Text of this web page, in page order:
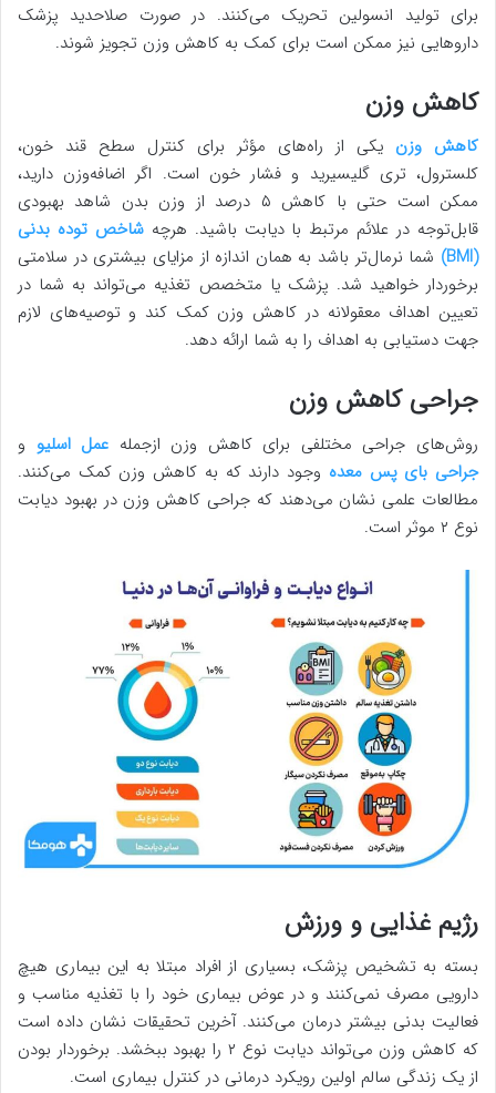
برای تولید انسولین تحریک می‌کنند. در صورت صلاحدید پزشک
داروهایی نیز ممکن است برای کمک به کاهش وزن تجویز شوند.
کاهش وزن
کاهش وزن یکی از راه‌های مؤثر برای کنترل سطح قند خون،
کلسترول، تری گلیسیرید و فشار خون است. اگر اضافه‌وزن دارید،
ممکن است حتی با کاهش ۵ درصد از وزن بدن شاهد بهبودی
قابل‌توجه در علائم مرتبط با دیابت باشید. هرچهشاخص توده بدنی
(BMI)
شما نرمال‌تر باشد به همان اندازه از مزایای بیشتری در سلامتی
برخوردار خواهید شد. پزشک یا متخصص تغذیه می‌تواند به شما در
تعیین اهداف معقولانه در کاهش وزن کمک کند و توصیه‌های لازم
جهت دستیابی به اهداف را به شما ارائه دهد.
جراحی کاهش وزن
روش‌های جراحی مختلفی برای کاهش وزن ازجمله عمل اسلیو و
جراحی بای پس معده وجود دارند که به کاهش وزن کمک می‌کنند.
مطالعات علمی نشان می‌دهند که جراحی کاهش وزن در بهبود دیابت
نوع ۲ موثر است.
رژیم غذایی و ورزش
بسته به تشخیص پزشک، بسیاری از افراد مبتلا به این بیماری هیچ
دارویی مصرف نمی‌کنند و در عوض بیماری خود را با تغذیه مناسب و
فعالیت بدنی بیشتر درمان می‌کنند. آخرین تحقیقات نشان داده است
که کاهش وزن می‌تواند دیابت نوع ۲ را بهبود ببخشد. برخوردار بودن
از یک زندگی سالم اولین رویکرد درمانی در کنترل بیماری است.